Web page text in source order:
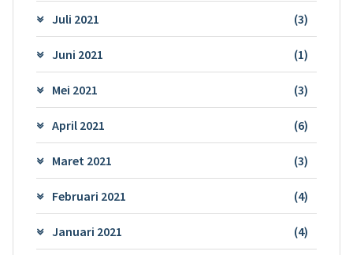
Juli 2021 (3)
Juni 2021 (1)
Mei 2021 (3)
April 2021 (6)
Maret 2021 (3)
Februari 2021 (4)
Januari 2021 (4)